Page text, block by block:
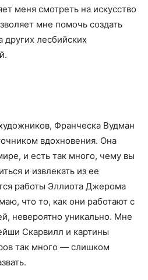
меня смотреть на искусство
мне помочь создать
лесбийских
Франческа Вудман
вдохновения. Она
и есть так много, чему вы
и извлекать из ее
работы Эллиота Джерома
что то, как они работают с
невероятно уникально. Мне
Скарвилл и картины
так много — слишком